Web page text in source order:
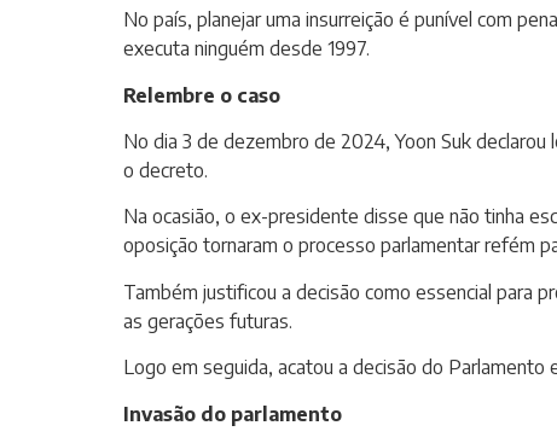
No país, planejar uma insurreição é punível com
executa ninguém desde 1997.
Relembre o caso
No dia 3 de dezembro de 2024, Yoon Suk
o decreto.
Na ocasião, o ex-presidente disse que não tinha
oposição tornaram o processo parlamentar refém
Também justificou a decisão como essencial para
as gerações futuras.
Logo em seguida, acatou a decisão do
Invasão do parlamento